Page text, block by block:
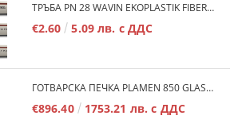
ТРЪБА PN 28 WAVIN EKOPLASTIK FIBER BASALT PLUS - 3М/БР.
€2.60 5.09 лв. с ДДС
ГОТВАРСКА ПЕЧКА PLAMEN 850 GLAS 11KW
€896.40 1753.21 лв. с ДДС